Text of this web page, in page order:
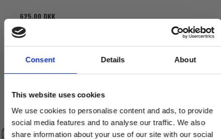
Consent Details About
This website uses cookies
We use cookies to personalise content and ads, to provide
social media features and to analyse our traffic. We also
share information about your use of our site with our social
625,00 DKK